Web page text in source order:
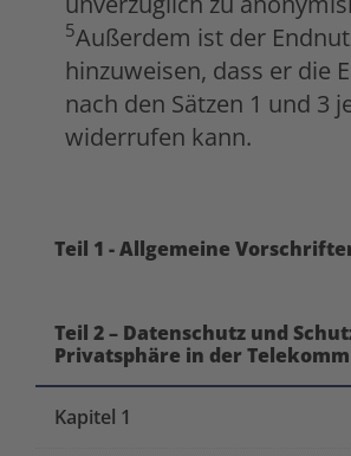
5Außerdem ist der
hinzuweisen, dass er die
nach den Sätzen 1 und 3
widerrufen kann.
Teil 1 - Allgemeine
Teil 2 – Datenschutz und
Privatsphäre in der
Kapitel 1